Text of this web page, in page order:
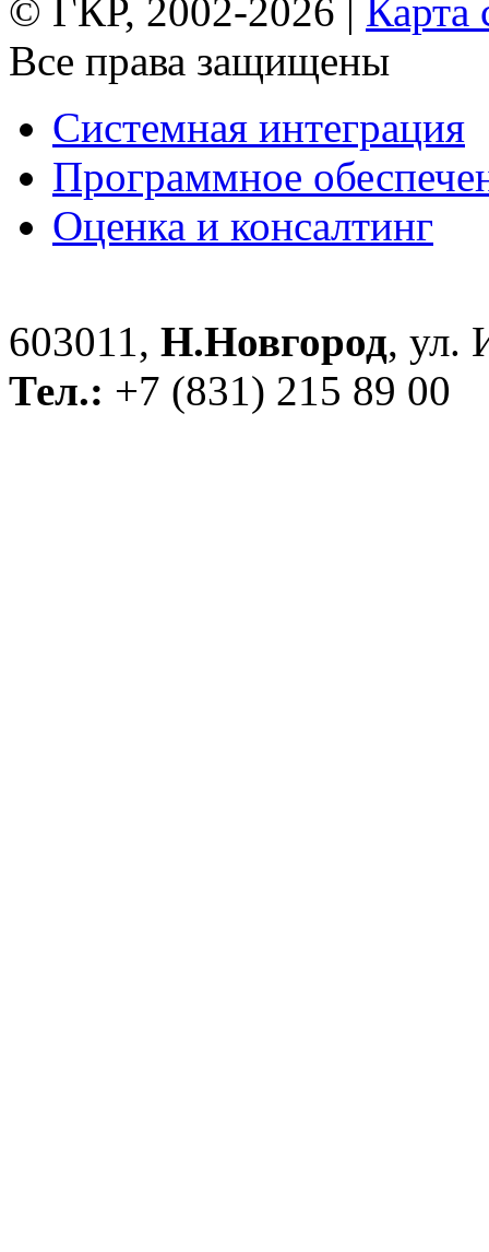
© ГКР, 2002-2026 | Карта
Все права защищены
Системная интеграция
Программное
Оценка и консалтинг
603011, Н.Новгород, ул.
Тел.: +7 (831) 215 89 00